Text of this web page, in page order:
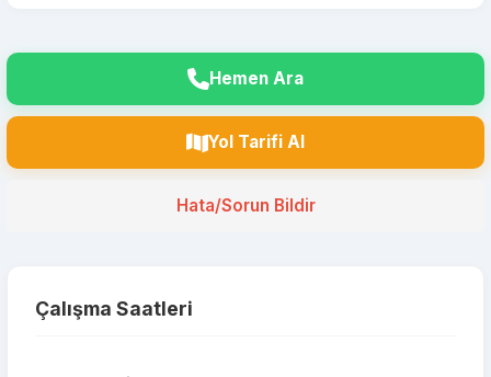
Hemen Ara
Yol Tarifi Al
Hata/Sorun Bildir
Çalışma Saatleri